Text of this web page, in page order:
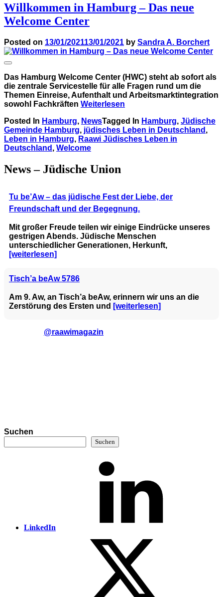
Willkommen in Hamburg – Das neue
Welcome Center
Posted on 13/01/202113/01/2021 by Sandra A. Borchert
Das Hamburg Welcome Center (HWC) steht ab sofort als
die zentrale Servicestelle für alle Fragen rund um die
Themen Einreise, Aufenthalt und Arbeitsmarktintegration
sowohl Fachkräften Weiterlesen
Posted In Hamburg, NewsTagged In Hamburg, Jüdische
Gemeinde Hamburg, jüdisches Leben in Deutschland ,
Leben in Hamburg, Raawi Jüdisches Leben in
Deutschland , Welcome
News – Jüdische Union
Tu be’Aw – das jüdische Fest der Liebe, der
Freundschaft und der Begegnung.
Mit großer Freude teilen wir einige Eindrücke unseres
gestrigen Abends. Jüdische Menschen
unterschiedlicher Generationen, Herkunft,
[weiterlesen]
Tisch’a beAw 5786
Am 9. Aw, an Tisch’a beAw, erinnern wir uns an die
Zerstörung des Ersten und [weiterlesen]
@raawimagazin
Suchen
Suchen
LinkedIn